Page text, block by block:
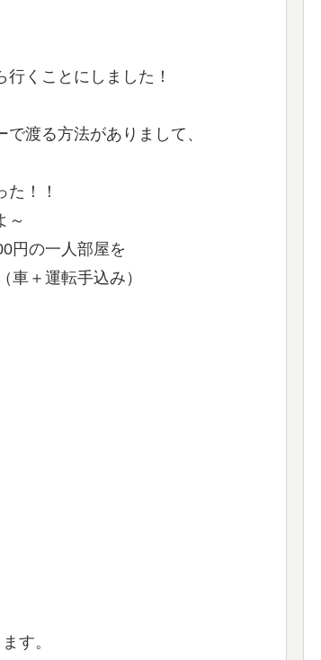
くことにしました！
渡る方法がありまして、
！！
～
円の一人部屋を
＋運転手込み）
す。